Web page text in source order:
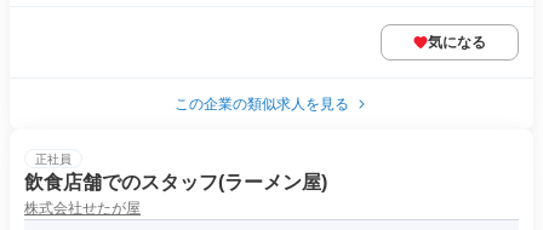
気になる
この企業の類似求人を見る
正社員
飲食店舗でのスタッフ(ラーメン屋)
株式会社せたが屋